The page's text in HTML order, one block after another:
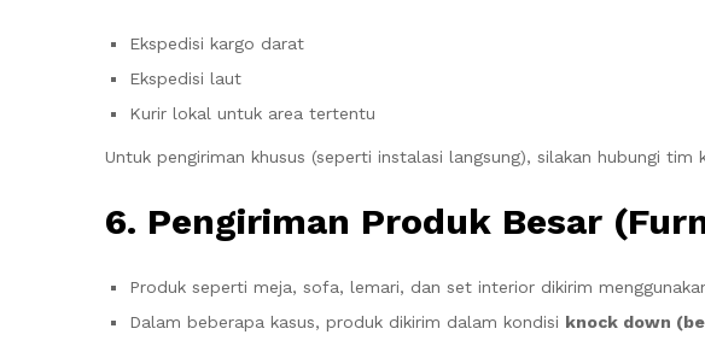
Ekspedisi kargo darat
Ekspedisi laut
Kurir lokal untuk area tertentu
Untuk pengiriman khusus (seperti instalasi langsung), silakan hubungi tim
6. Pengiriman Produk Besar
Produk seperti meja, sofa, lemari, dan set interior dikirim
Dalam beberapa kasus, produk dikirim dalam kondisi knock down